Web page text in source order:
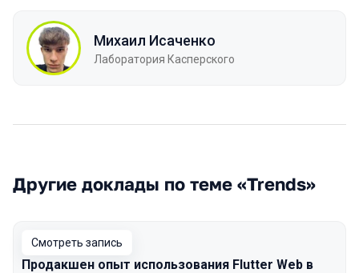
Михаил Исаченко
Лаборатория Касперского
Другие доклады по теме «Trends»
Смотреть запись
Продакшен опыт использования Flutter Web в